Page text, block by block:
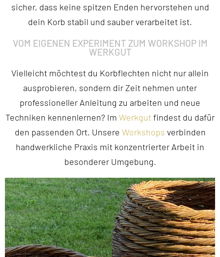
sicher, dass keine spitzen Enden hervorstehen und
dein Korb stabil und sauber verarbeitet ist.
VOM EIGENEN EXPERIMENT ZUM WORKSHOP IM
WERKGUT
Vielleicht möchtest du Korbflechten nicht nur allein
ausprobieren, sondern dir Zeit nehmen unter
professioneller Anleitung zu arbeiten und neue
Techniken kennenlernen? Im Werkgutfindest du dafür
den passenden Ort. Unsere Workshops verbinden
handwerkliche Praxis mit konzentrierter Arbeit in
besonderer Umgebung.